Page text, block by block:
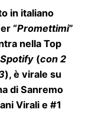
in italiano
“Promettimi”
nella Top
Spotify (con 2
), è virale su
di Sanremo
Virali e #1